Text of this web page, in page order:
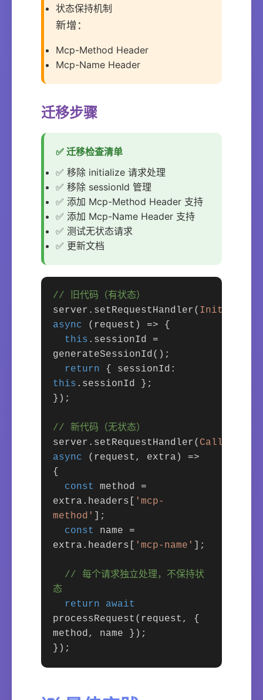
状态保持机制
新增：
Mcp-Method Header
Mcp-Name Header
迁移步骤
✅ 迁移检查清单
✅ 移除 initialize 请求处理
✅ 移除 sessionId 管理
✅ 添加 Mcp-Method Header 支持
✅ 添加 Mcp-Name Header 支持
✅ 测试无状态请求
✅ 更新文档
// 旧代码（有状态）
server.setRequestHandler(
async (request) => {
this .sessionId =
generateSessionId();
return { sessionId:
this .sessionId };
});
// 新代码（无状态）
server.setRequestHandler(
async (request, extra) =>
{
const
method =
extra.headers[
'mcp-
method'
];
const
name =
extra.headers[
'mcp-name' ];
// 每个请求独立处理，不保持状
态
return
await
processRequest(request, {
method, name });
});